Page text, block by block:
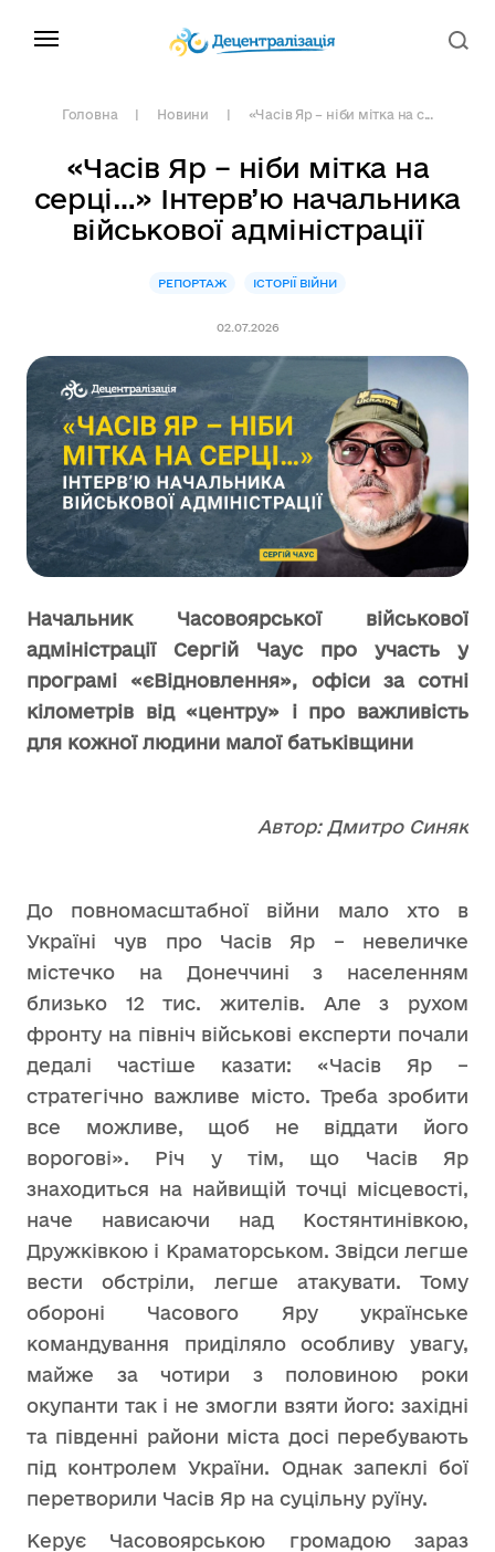
Головна Новини «Часів Яр – ніби мітка на с...
«Часів Яр – ніби мітка на
серці…» Інтерв’ю начальника
військової адміністрації
РЕПОРТАЖ ІСТОРІЇ ВІЙНИ
02.07.2026
Начальник Часовоярської військової
адміністрації Сергій Чаус про участь у
програмі «єВідновлення», офіси за сотні
кілометрів від «центру» і про важливість
для кожної людини малої батьківщини
Автор: Дмитро Синяк
До повномасштабної війни мало хто в
Україні чув про Часів Яр – невеличке
містечко на Донеччині з населенням
близько 12 тис. жителів. Але з рухом
фронту на північ військові експерти почали
дедалі частіше казати: «Часів Яр –
стратегічно важливе місто. Треба зробити
все можливе, щоб не віддати його
ворогові». Річ у тім, що Часів Яр
знаходиться на найвищій точці місцевості,
наче нависаючи над Костянтинівкою,
Дружківкою і Краматорськом. Звідси легше
вести обстріли, легше атакувати. Тому
обороні Часового Яру українське
командування приділяло особливу увагу,
майже за чотири з половиною роки
окупанти так і не змогли взяти його: західні
та південні райони міста досі перебувають
під контролем України. Однак запеклі бої
перетворили Часів Яр на суцільну руїну.
Керує Часовоярською громадою зараз